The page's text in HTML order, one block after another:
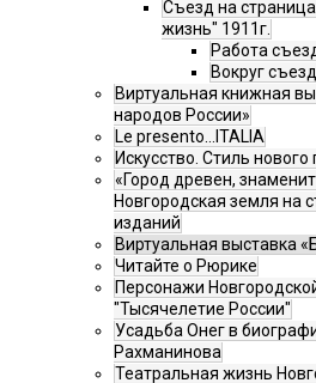
Cъезд на
жизнь" 1911г.
Работа
Вокруг
Виртуальная книжная
народов России»
Le presento...ITALIA
Искусство. Стиль нового
«Город древен,
Новгородская земля на
изданий
Виртуальная выставка
Читайте о Рюрике
Персонажи
"Тысячелетие России"
Усадьба Онег в
Рахманинова
Театральная жизнь